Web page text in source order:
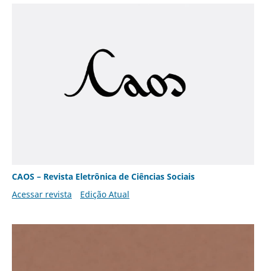
CAOS – Revista Eletrônica de Ciências Sociais
Acessar revista
Edição Atual